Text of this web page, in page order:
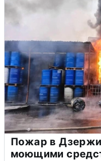
Пожар в
моющими